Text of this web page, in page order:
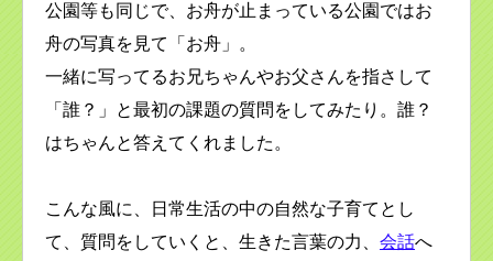
公園等も同じで、お舟が止まっている公園ではお
舟の写真を見て「お舟」。
一緒に写ってるお兄ちゃんやお父さんを指さして
「誰？」と最初の課題の質問をしてみたり。誰？
はちゃんと答えてくれました。
こんな風に、日常生活の中の自然な子育てとし
て、質問をしていくと、生きた言葉の力、 会話へ